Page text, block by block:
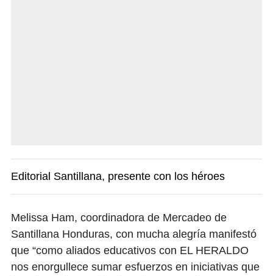
Editorial Santillana, presente con los héroes
Melissa Ham, coordinadora de Mercadeo de
Santillana Honduras, con mucha alegría manifestó
que “como aliados educativos con EL HERALDO
nos enorgullece sumar esfuerzos en iniciativas que